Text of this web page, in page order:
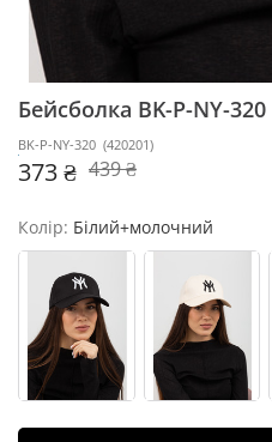
Бейсболка BK-P-NY-320
BK-P-NY-320 (420201)
373 ₴ 439 ₴
Колір: Білий+молочний